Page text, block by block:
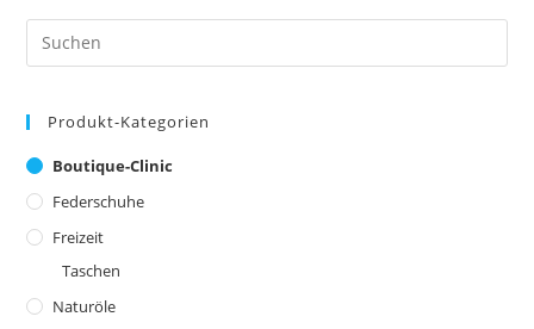
Optionen
der
Produkt-Kategorien
Boutique-Clinic
Federschuhe
Freizeit
Taschen
Naturöle